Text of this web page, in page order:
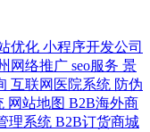
优化 小程序开发公司
网络推广 seo服务 景
互联网医院系统 防伪
网站地图 B2B海外商
理系统 B2B订货商城